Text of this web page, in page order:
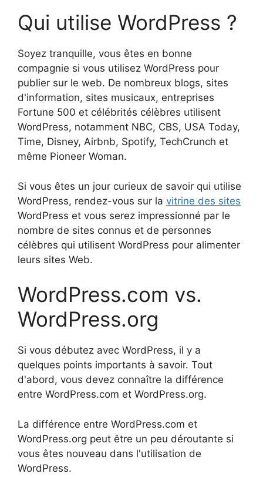
Qui utilise WordPress ?
Soyez tranquille, vous êtes en bonne
compagnie si vous utilisez WordPress pour
publier sur le web. De nombreux blogs, sites
d'information, sites musicaux, entreprises
Fortune 500 et célébrités célèbres utilisent
WordPress, notamment NBC, CBS, USA Today,
Time, Disney, Airbnb, Spotify, TechCrunch et
même Pioneer Woman.
Si vous êtes un jour curieux de savoir qui utilise
WordPress, rendez-vous sur la vitrine des sites
WordPress et vous serez impressionné par le
nombre de sites connus et de personnes
célèbres qui utilisent WordPress pour alimenter
leurs sites Web.
WordPress.com vs.
WordPress.org
Si vous débutez avec WordPress, il y a
quelques points importants à savoir. Tout
d'abord, vous devez connaître la différence
entre WordPress.com et WordPress.org.
La différence entre WordPress.com et
WordPress.org peut être un peu déroutante si
vous êtes nouveau dans l'utilisation de
WordPress.